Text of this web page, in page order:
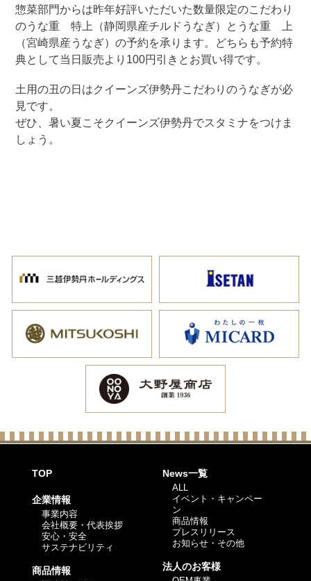
惣菜部門からは昨年好評いただいた数量限定のこだわり
のうな重 特上（静岡県産チルドうなぎ）とうな重 上
（宮崎県産うなぎ）の予約を承ります。どちらも予約特
典として当日販売より100円引きとお買い得です。
土用の丑の日はクイーンズ伊勢丹こだわりのうなぎが必
見です。
ぜひ、暑い夏こそクイーンズ伊勢丹でスタミナをつけま
しょう。
TOP
企業情報
事業内容
会社概要・代表挨拶
安心・安全
サステナビリティ
商品情報
News一覧
ALL
イベント・キャンペー
ン
商品情報
プレスリリース
お知らせ・その他
法人のお客様